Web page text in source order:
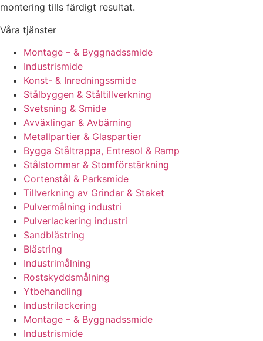
montering tills färdigt resultat.
Våra tjänster
Montage – & Byggnadssmide
Industrismide
Konst- & Inredningssmide
Stålbyggen & Ståltillverkning
Svetsning & Smide
Avväxlingar & Avbärning
Metallpartier & Glaspartier
Bygga Ståltrappa, Entresol & Ramp
Stålstommar & Stomförstärkning
Cortenstål & Parksmide
Tillverkning av Grindar & Staket
Pulvermålning industri
Pulverlackering industri
Sandblästring
Blästring
Industrimålning
Rostskyddsmålning
Ytbehandling
Industrilackering
Montage – & Byggnadssmide
Industrismide